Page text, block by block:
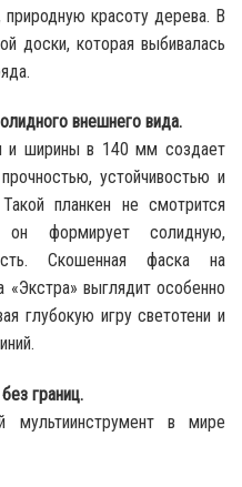
красоту дерева. В
доски, которая выбивалась
внешнего вида.
и ширины в 140 мм создает
устойчивостью и
планкен не смотрится
формирует солидную,
Скошенная фаска на
«Экстра» выглядит особенно
глубокую игру светотени и
границ.
мультиинструмент в мире